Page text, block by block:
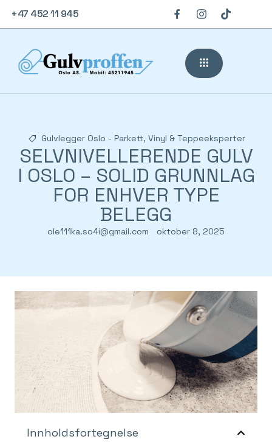
+47 452 11 945
Gulvlegger Oslo - Parkett, Vinyl & Teppeeksperter
SELVNIVELLERENDE GULV
I OSLO – SOLID GRUNNLAG
FOR ENHVER TYPE
BELEGG
ole111ka.so4i@gmail.com oktober 8, 2025
Innholdsfortegnelse